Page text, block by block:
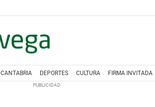
CANTABRIA DEPORTES CULTURA FIRMA INVITADA